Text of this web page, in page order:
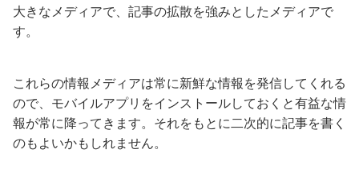
大きなメディアで、記事の拡散を強みとしたメディアで
す。
これらの情報メディアは常に新鮮な情報を発信してくれる
ので、モバイルアプリをインストールしておくと有益な情
報が常に降ってきます。それをもとに二次的に記事を書く
のもよいかもしれません。